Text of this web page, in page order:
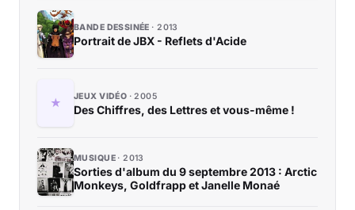
BANDE DESSINÉE 2013
Portrait de JBX - Reflets d'Acide
JEUX VIDÉO 2005
Des Chiffres, des Lettres et vous-même !
MUSIQUE 2013
Sorties d'album du 9 septembre 2013 : Arctic
Monkeys, Goldfrapp et Janelle Monaé